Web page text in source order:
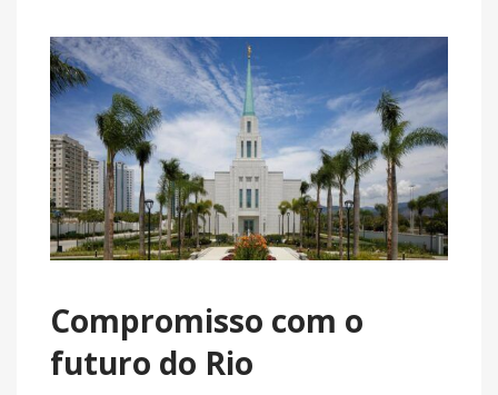
Compromisso com o
futuro do Rio